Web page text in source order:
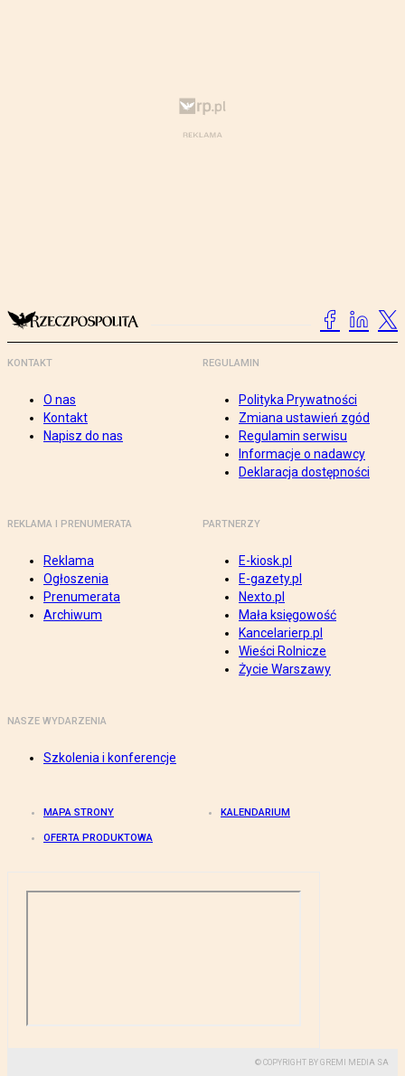
KONTAKT
O nas
Kontakt
Napisz do nas
REGULAMIN
Polityka Prywatności
Zmiana ustawień zgód
Regulamin serwisu
Informacje o nadawcy
Deklaracja dostępności
REKLAMA I PRENUMERATA
Reklama
Ogłoszenia
Prenumerata
Archiwum
PARTNERZY
E-kiosk.pl
E-gazety.pl
Nexto.pl
Mała księgowość
Kancelarierp.pl
Wieści Rolnicze
Życie Warszawy
NASZE WYDARZENIA
Szkolenia i konferencje
MAPA STRONY KALENDARIUM
OFERTA PRODUKTOWA
© COPYRIGHT BY GREMI MEDIA SA